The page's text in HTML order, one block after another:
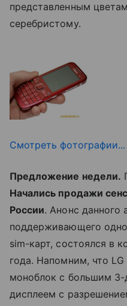
представленным
серебристому.
Смотреть фотографии...
Предложение недели.
Начались продажи
России. Анонс данного
поддерживающего
sim-карт, состоялся в
года. Напомним, что
моноблок с большим
дисплеем с